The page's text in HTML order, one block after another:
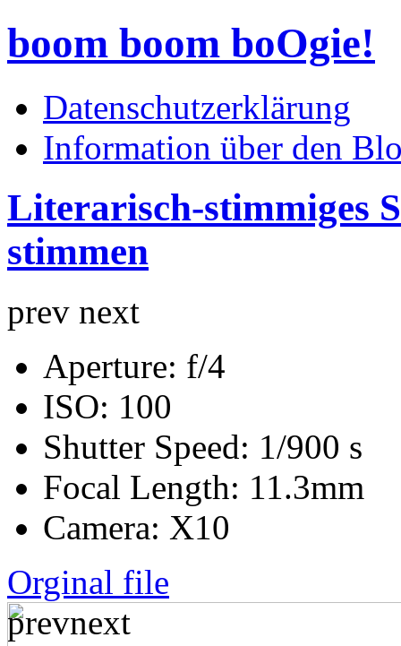
boom boom boOgie!
Datenschutzerklärung
Information über den
Literarisch-stimmiges
stimmen
prev next
Aperture: f/4
ISO: 100
Shutter Speed: 1/900 s
Focal Length: 11.3mm
Camera: X10
Orginal file
prevnext